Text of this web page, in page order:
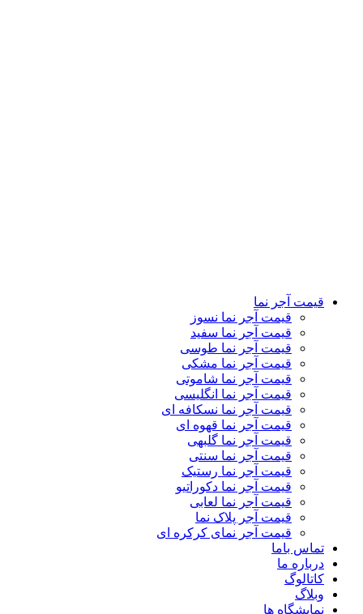
قیمت آجر نما
قیمت آجر نما نسوز
قیمت آجر نما سفید
قیمت آجر نما طوسی
قیمت آجر نما مشکی
قیمت آجر نما شاموتی
قیمت آجر نما انگلیسی
قیمت آجر نما نسکافه ای
قیمت آجر نما قهوه ای
قیمت آجر نما گلبهی
قیمت آجر نما سنتی
قیمت آجر نما رستیک
قیمت آجر نما دکوراتیو
قیمت آجر نما لعابی
قیمت آجر پلاک نما
قیمت آجر نمای کرکره ای
تماس باما
درباره ما
کاتالوگ
وبلاگ
نمایشگاه ها